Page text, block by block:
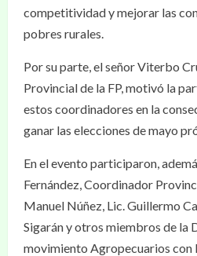
competitividad y mejorar las
pobres rurales.
Por su parte, el señor Viterbo
Provincial de la FP, motivó la
estos coordinadores en la
ganar las elecciones de mayo
En el evento participaron,
Fernández, Coordinador
Manuel Núñez, Lic. Guillermo
Sigarán y otros miembros de la
movimiento Agropecuarios con